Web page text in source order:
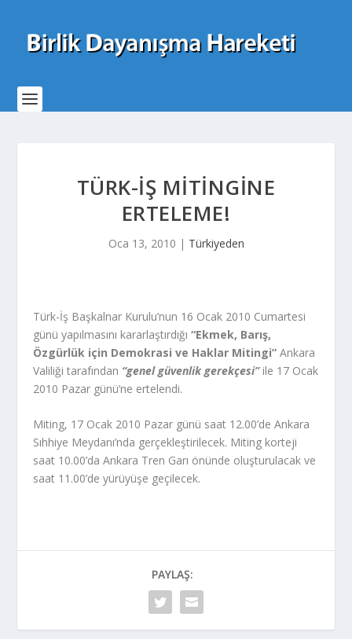
TÜRK-İŞ MITINGINE
ERTELEME!
Oca 13, 2010 | Türkiyeden
Türk-İş Başkalnar Kurulu’nun 16 Ocak 2010 Cumartesi
günü yapılmasını kararlaştırdığı“Ekmek, Barış,
Özgürlük için Demokrasi ve Haklar Mitingi” Ankara
Valiliği tarafından “genel güvenlik gerekçesi”ile 17 Ocak
2010 Pazar günü’ne ertelendi.
Miting, 17 Ocak 2010 Pazar günü saat 12.00’de Ankara
Sıhhiye Meydanı’nda gerçekleştirilecek. Miting korteji
saat 10.00’da Ankara Tren Garı önünde oluşturulacak ve
saat 11.00’de yürüyüşe geçilecek.
PAYLAŞ: